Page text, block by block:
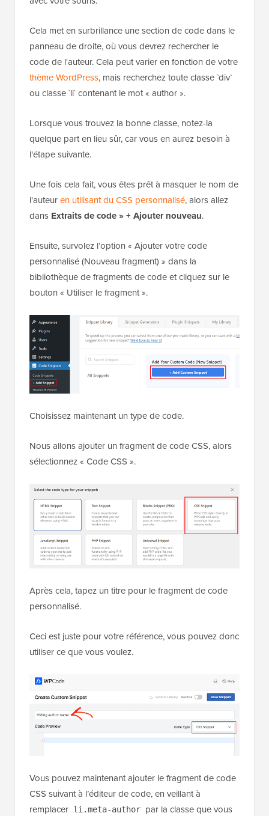
Cela met en surbrillance une section de code dans le
panneau de droite, où vous devrez rechercher le
code de l'auteur. Cela peut varier en fonction de votre
thème WordPress, mais recherchez toute classe `div`
ou classe `li` contenant le mot « author ».
Lorsque vous trouvez la bonne classe, notez-la
quelque part en lieu sûr, car vous en aurez besoin à
l'étape suivante.
Une fois cela fait, vous êtes prêt à masquer le nom de
l'auteuren utilisant du CSS personnalisé, alors allez
dans Extraits de code » + Ajouter nouveau.
Ensuite, survolez l’option « Ajouter votre code
personnalisé (Nouveau fragment) » dans la
bibliothèque de fragments de code et cliquez sur le
bouton « Utiliser le fragment ».
Choisissez maintenant un type de code.
Nous allons ajouter un fragment de code CSS, alors
sélectionnez « Code CSS ».
Après cela, tapez un titre pour le fragment de code
personnalisé.
Ceci est juste pour votre référence, vous pouvez donc
utiliser ce que vous voulez.
Vous pouvez maintenant ajouter le fragment de code
CSS suivant à l’éditeur de code, en veillant à
remplacer li.meta-author par la classe que vous